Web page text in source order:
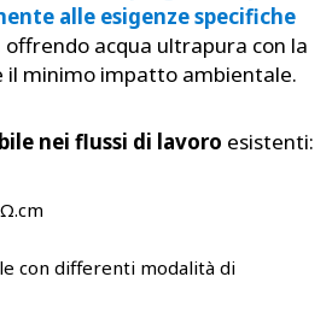
alle esigenze specifiche
offrendo acqua ultrapura con la
il minimo impatto ambientale.
nei flussi di lavoro esistenti:
con differenti modalità di